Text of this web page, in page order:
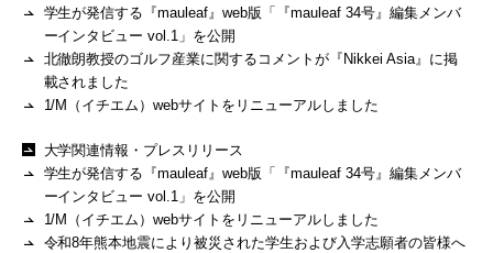
学生が発信する『mauleaf』web版「『mauleaf 34号』編集メンバ
ーインタビュー vol.1」を公開
北徹朗教授のゴルフ産業に関するコメントが『Nikkei Asia』に掲
載されました
1/M（イチエム）webサイトをリニューアルしました
大学関連情報・プレスリリース
学生が発信する『mauleaf』web版「『mauleaf 34号』編集メンバ
ーインタビュー vol.1」を公開
1/M（イチエム）webサイトをリニューアルしました
令和8年熊本地震により被災された学生および入学志願者の皆様へ